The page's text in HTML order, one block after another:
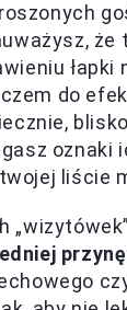
że
do
oznaki
liście